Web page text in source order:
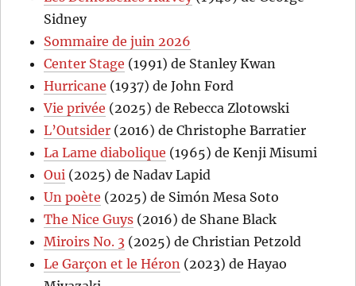
Sidney
Sommaire de juin 2026
Center Stage (1991) de Stanley Kwan
Hurricane (1937) de John Ford
Vie privée (2025) de Rebecca Zlotowski
L’Outsider (2016) de Christophe Barratier
La Lame diabolique (1965) de Kenji Misumi
Oui (2025) de Nadav Lapid
Un poète (2025) de Simón Mesa Soto
The Nice Guys (2016) de Shane Black
Miroirs No. 3 (2025) de Christian Petzold
Le Garçon et le Héron (2023) de Hayao